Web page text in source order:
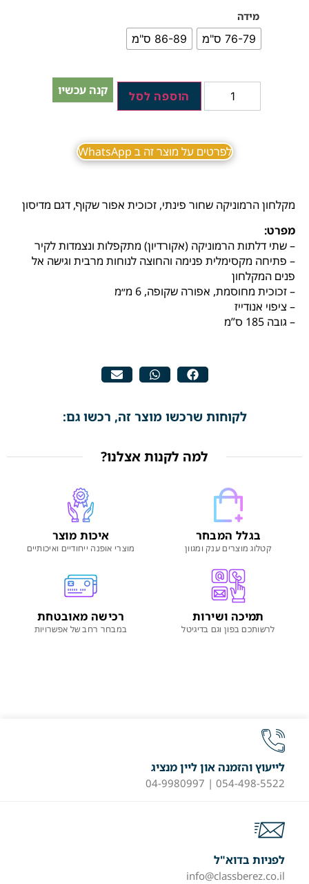
מידה
76-79 ס"מ 86-89 ס"מ
קנה עכשיו הוספה לסל
לפרטים על מוצר זה ב WhatsApp
מקלחון הרמוניקה שחור פינתי, זכוכית אפור שקוף, דגם מדיסון
מפרט:
– שתי‭ ‬דלתות‭ ‬הרמוניקה (אקורדיון)‭ ‬מתקפלות‭ ‬ונצמדות‭ ‬לקיר‭
‬פנים‭ ‬המקלחון‭
– זכוכית מחוסמת, אפורה שקופה, 6 מ״מ
– ציפוי אנודייז
– גובה 185 ס”מ
לקוחות שרכשו מוצר זה, רכשו גם:
למה לקנות אצלנו?
בגלל המבחר
קטלוג מוצרים ענק ומגוון
איכות מוצר
מוצרי אופנה ייחודיים ואיכותיים
תמיכה ושירות
לרשותכם בפון וגם בדיגיטל
רכישה מאובטחת
במבחר רחב של אפשרויות
לייעוץ והזמנה און ליין מנציג
054-498-5522 | 04-9980997
לפניות בדוא"ל
info@classberez.co.il